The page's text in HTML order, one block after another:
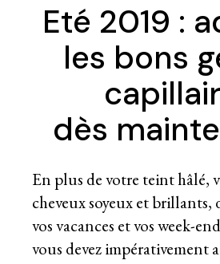
Eté 2019 :
les bons
dès
En plus de votre teint hâlé,
cheveux soyeux et
vos vacances et vos week-
vous devez impérativement